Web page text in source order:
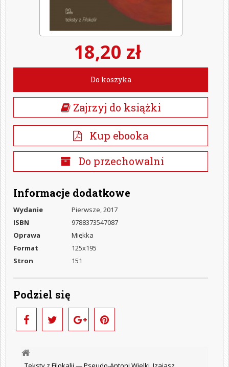
18,20 zł
Do koszyka
Zajrzyj do książki
Kup ebooka
Do przechowalni
Informacje dodatkowe
Wydanie
Pierwsze, 2017
ISBN
9788373547087
Oprawa
Miękka
Format
125x195
Stron
151
Podziel się